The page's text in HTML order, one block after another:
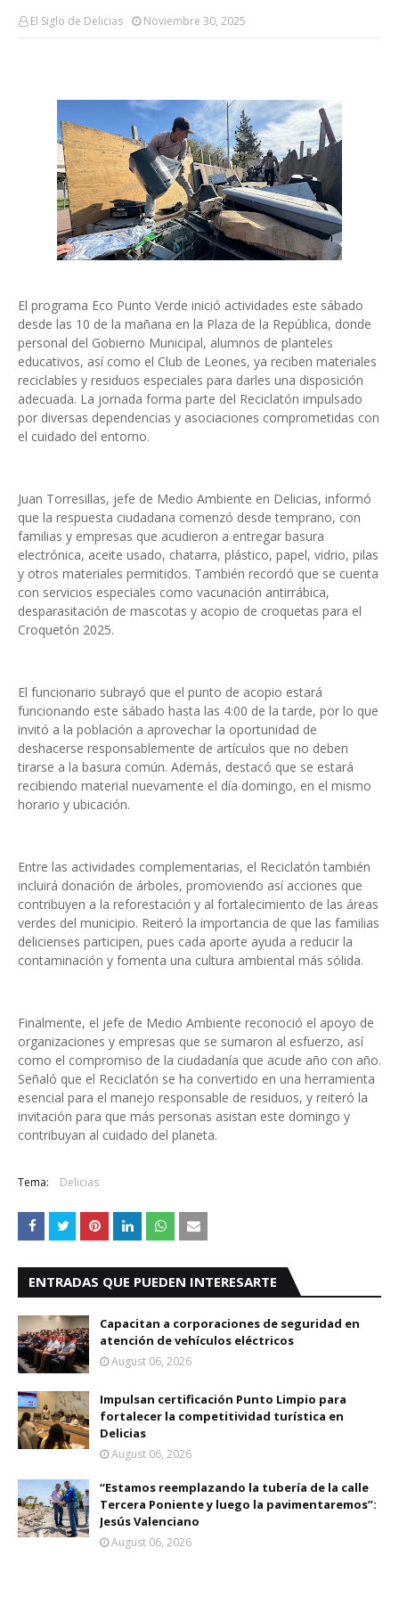
El Siglo de Delicias Noviembre 30, 2025
El programa Eco Punto Verde inició actividades este sábado
desde las 10 de la mañana en la Plaza de la República, donde
personal del Gobierno Municipal, alumnos de planteles
educativos, así como el Club de Leones, ya reciben materiales
reciclables y residuos especiales para darles una disposición
adecuada. La jornada forma parte del Reciclatón impulsado
por diversas dependencias y asociaciones comprometidas con
el cuidado del entorno.
Juan Torresillas, jefe de Medio Ambiente en Delicias, informó
que la respuesta ciudadana comenzó desde temprano, con
familias y empresas que acudieron a entregar basura
electrónica, aceite usado, chatarra, plástico, papel, vidrio, pilas
y otros materiales permitidos. También recordó que se cuenta
con servicios especiales como vacunación antirrábica,
desparasitación de mascotas y acopio de croquetas para el
Croquetón 2025.
El funcionario subrayó que el punto de acopio estará
funcionando este sábado hasta las 4:00 de la tarde, por lo que
invitó a la población a aprovechar la oportunidad de
deshacerse responsablemente de artículos que no deben
tirarse a la basura común. Además, destacó que se estará
recibiendo material nuevamente el día domingo, en el mismo
horario y ubicación.
Entre las actividades complementarias, el Reciclatón también
incluirá donación de árboles, promoviendo así acciones que
contribuyen a la reforestación y al fortalecimiento de las áreas
verdes del municipio. Reiteró la importancia de que las familias
delicienses participen, pues cada aporte ayuda a reducir la
contaminación y fomenta una cultura ambiental más sólida.
Finalmente, el jefe de Medio Ambiente reconoció el apoyo de
organizaciones y empresas que se sumaron al esfuerzo, así
como el compromiso de la ciudadanía que acude año con año.
Señaló que el Reciclatón se ha convertido en una herramienta
esencial para el manejo responsable de residuos, y reiteró la
invitación para que más personas asistan este domingo y
contribuyan al cuidado del planeta.
Tema: Delicias
ENTRADAS QUE PUEDEN INTERESARTE
Capacitan a corporaciones de seguridad en
atención de vehículos eléctricos
August 06, 2026
Impulsan certificación Punto Limpio para
fortalecer la competitividad turística en
Delicias
August 06, 2026
“Estamos reemplazando la tubería de la calle
Tercera Poniente y luego la pavimentaremos”:
Jesús Valenciano
August 06, 2026